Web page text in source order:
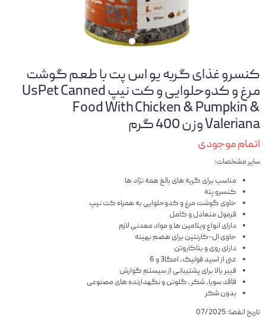
کنسرو غذای گربه یو اس پت با طعم گوشت
مرغ و کدوحلوایی و کت نیپ UsPet Canned
Food With Chicken & Pumpkin &
Valeriana وزن 400 گرم
اتمام موجودی
سایر مشخصات:
مناسب برای گربه های بالغ همه نژاد ها
کنسرو پته
حاوی گوشت مرغ و کدوحلوایی به همراه کت نیپ
فرمول متعادل و کامل
دارای انواع ویتامین ها و مواد معدنی لازم
حاوی ال-کارنتین برای هضم بهینه
دارای روی و بتاکاروتن
غنی از اسید فولیک، امگا3 و 6
فیبر بالا برای پشتیبانی از سیستم گوارش
فاقد سویا، شکر، گلوتن و نگهدارنده های مصنوعی
بدون شکر
تاریخ انقضا: 07/2025